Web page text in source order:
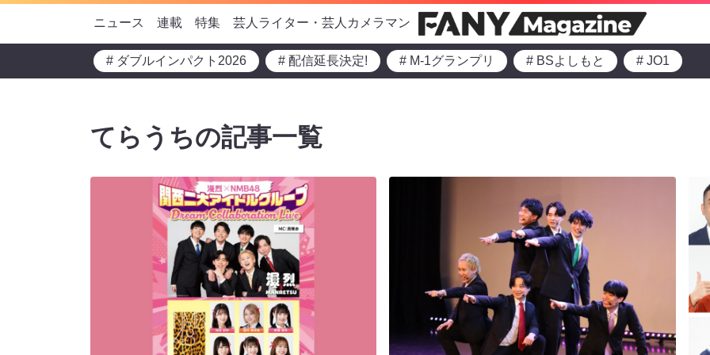
ニュース 連載 特集 芸人ライター・芸人カメラマン
# ダブルインパクト2026 # 配信延長決定! # M-1グランプリ # BSよしもと # JO1
てらうちの記事一覧